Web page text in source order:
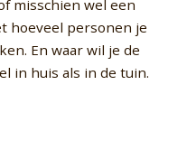
misschien wel een
hoeveel personen je
En waar wil je de
in huis als in de tuin.